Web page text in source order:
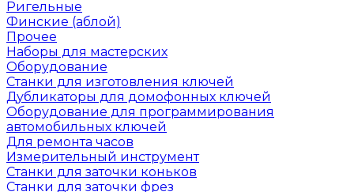
Ригельные
Финские (аблой)
Прочее
Наборы для мастерских
Оборудование
Станки для изготовления ключей
Дубликаторы для домофонных ключей
Оборудование для программирования
автомобильных ключей
Для ремонта часов
Измерительный инструмент
Станки для заточки коньков
Станки для заточки фрез